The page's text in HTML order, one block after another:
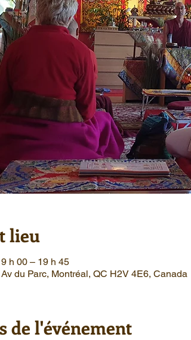
lieu
h 00 – 19 h 45
du Parc, Montréal, QC H2V 4E6, Canada
de l'événement